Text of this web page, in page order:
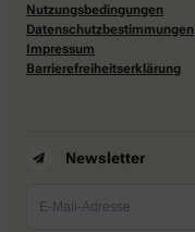
Nutzungsbedingungen
Datenschutzbestimmungen
Impressum
Barrierefreiheitserklärung
Newsletter